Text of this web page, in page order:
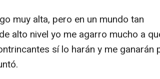
muy alta, pero en un mundo tan
alto nivel yo me agarro mucho a
sí lo harán y me ganarán